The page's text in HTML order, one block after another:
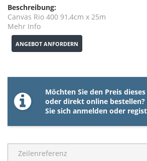
Beschreibung:
Canvas Rio 400 91,4cm x 25m
Mehr Info
ANGEBOT ANFORDERN
Möchten Sie den Preis
oder direkt online
Sie sich anmelden oder